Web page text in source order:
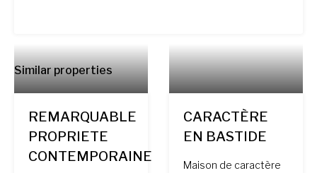
Similar properties
REMARQUABLE
PROPRIETE
CONTEMPORAINE
CARACTÈRE
EN BASTIDE
Maison de caractère